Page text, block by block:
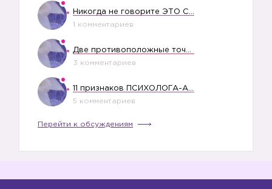
1 комментариев
3 комментариев
5 комментариев
Перейти к обсуждениям